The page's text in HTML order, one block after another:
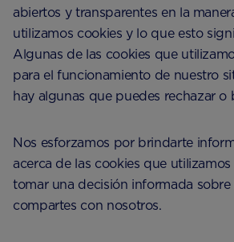
abiertos y transparentes en la
utilizamos cookies y lo que esto
Algunas de las cookies que
para el funcionamiento de nuestro
hay algunas que puedes rechazar o
Nos esforzamos por brindarte
acerca de las cookies que
tomar una decisión informada
compartes con nosotros.